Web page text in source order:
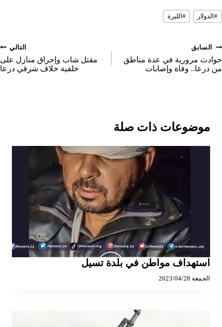
o
n
r
e
o
وسوم
المقال:
#الدولار # الليرة
تصفّح
المقالات
السابق
حوادث مرورية في عدة مناطق
من درعا.. وفاة وإصابات
التالي
مقتل شاب وإحراق منازل على
خلفية خلاف شرقي درعا
موضوعات ذات صلة
استهداف مواطن في بلدة تسيل
الجمعة 2023/04/28